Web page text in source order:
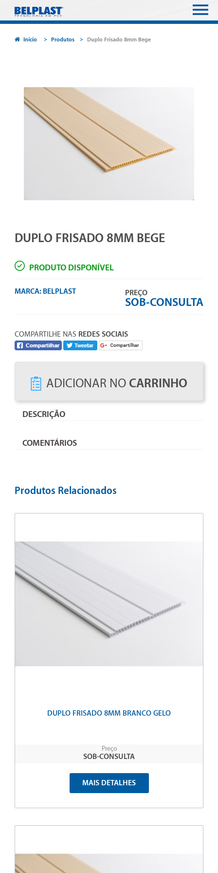
Início Produtos Duplo Frisado 8mm Bege
DUPLO FRISADO 8MM BEGE
PRODUTO DISPONÍVEL
MARCA:BELPLAST PREÇO
SOB-CONSULTA
COMPARTILHE NAS REDES SOCIAIS
ADICIONAR NO CARRINHO
DESCRIÇÃO
COMENTÁRIOS
Produtos Relacionados
DUPLO FRISADO 8MM BRANCO GELO
Preço
SOB-CONSULTA
MAIS DETALHES